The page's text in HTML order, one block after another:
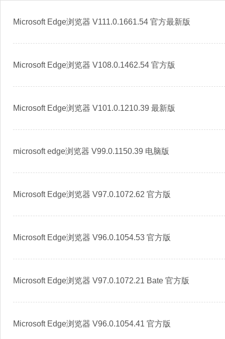
Microsoft Edge浏览器 V111.0.1661.54 官方最新版
Microsoft Edge浏览器 V108.0.1462.54 官方版
Microsoft Edge浏览器 V101.0.1210.39 最新版
microsoft edge浏览器 V99.0.1150.39 电脑版
Microsoft Edge浏览器 V97.0.1072.62 官方版
Microsoft Edge浏览器 V96.0.1054.53 官方版
Microsoft Edge浏览器 V97.0.1072.21 Bate 官方版
Microsoft Edge浏览器 V96.0.1054.41 官方版